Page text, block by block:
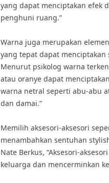
yang dapat menciptakan efek
penghuni ruang.”
Warna juga merupakan
yang tepat dapat
Menurut psikolog warna
atau oranye dapat
warna netral seperti abu-abu
dan damai.”
Memilih aksesori-aksesori
menambahkan sentuhan
Nate Berkus, “Aksesori-
keluarga dan mencerminkan